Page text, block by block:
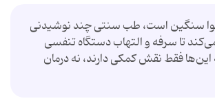
سنگین است، طب سنتی چند نوشیدنی
تا سرفه و التهاب دستگاه تنفسی
این‌ها فقط نقش کمکی دارند، نه درمان